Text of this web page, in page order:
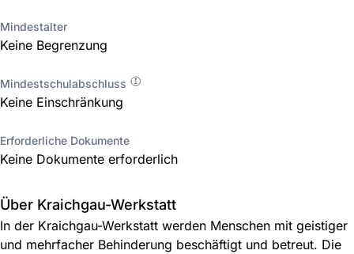
Mindestalter
Keine Begrenzung
Mindestschulabschluss
Keine Einschränkung
Erforderliche Dokumente
Keine Dokumente erforderlich
Über Kraichgau-Werkstatt
In der Kraichgau-Werkstatt werden Menschen mit geistiger
und mehrfacher Behinderung beschäftigt und betreut. Die